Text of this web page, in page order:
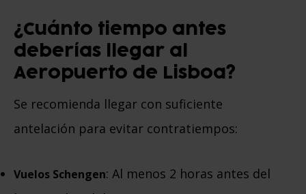
¿Cuánto tiempo antes
deberías llegar al
Aeropuerto de Lisboa?
Se recomienda llegar con suficiente
antelación para evitar contratiempos:
Vuelos Schengen: Al menos 2 horas antes del